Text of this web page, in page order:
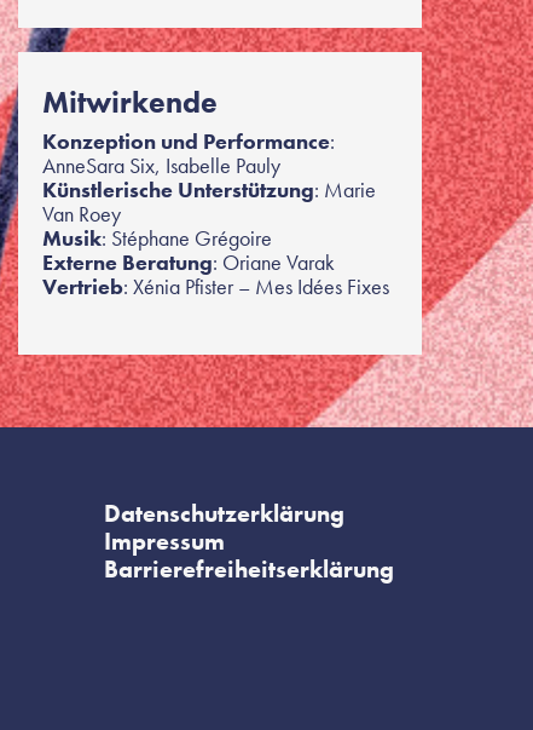
Mitwirkende
Konzeption und Performance:
AnneSara Six, Isabelle Pauly
Künstlerische Unterstützung: Marie
Van Roey
Musik: Stéphane Grégoire
Externe Beratung: Oriane Varak
Vertrieb: Xénia Pfister – Mes Idées Fixes
Datenschutzerklärung
Impressum
Barrierefreiheitserklärung